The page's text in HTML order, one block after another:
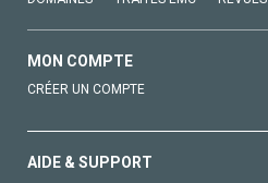
MON COMPTE
CRÉER UN COMPTE
AIDE & SUPPORT